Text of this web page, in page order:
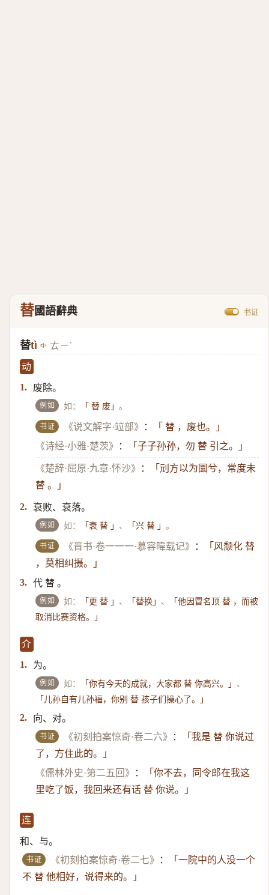
替國語辭典 书证
替tì ㄊㄧˋ
动
1.
废除。
例如 如： 「 替 废」。
书证 《说文解字·竝部》 ：
「 替 ，废也。」
《诗经·小雅·楚茨》
： 「子子孙孙，勿 替 引之。」
《楚辞·屈原·九章·怀沙》 ：
「刓方以为圜兮，常度未
替 。」
2. 衰败、衰落。
例如 如： 「衰 替 」 、 「兴 替 」。
书证 《晋书·卷一一一·慕容暐载记》 ：
「风颓化 替
，莫相纠摄。」
3. 代 替 。
例如 如： 「更 替 」 、 「替换」 、
「他因冒名顶 替 ，而被
取消比赛资格。」
介
1.
为。
例如 如： 「你有今天的成就，大家都 替 你高兴。」 、
「儿孙自有儿孙福，你别 替 孩子们操心了。」
2. 向、对。
书证 《初刻拍案惊奇·卷二六》 ：
「我是 替 你说过
了，方住此的。」
《儒林外史·第二五回》
：
「你不去，同令郎在我这
里吃了饭，我回来还有话 替 你说。」
连
和、与。
书证 《初刻拍案惊奇·卷二七》 ：
「一院中的人没一个
不 替 他相好，说得来的。」